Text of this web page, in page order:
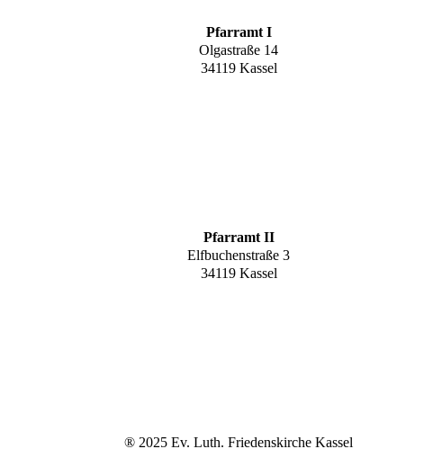
Pfarramt I
Olgastraße 14
34119 Kassel
Pfarramt II
Elfbuchenstraße 3
34119 Kassel
® 2025 Ev. Luth. Friedenskirche Kassel